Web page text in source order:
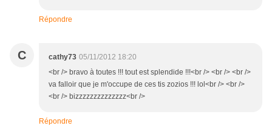
Répondre
C cathy73 05/11/2012 18:20
<br /> bravo à toutes !!! tout est splendide !!!<br /> <br /> <br />
va falloir que je m'occupe de ces tis zozios !!! lol<br /> <br />
<br /> bizzzzzzzzzzzzzz<br />
Répondre